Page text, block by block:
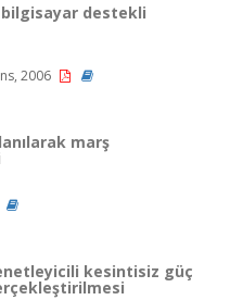
destekli
2006
marş
kesintisiz güç